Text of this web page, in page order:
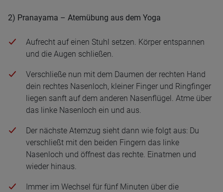
2) Pranayama – Atemübung aus dem Yoga
Aufrecht auf einen Stuhl setzen. Körper entspannen
und die Augen schließen.
Verschließe nun mit dem Daumen der rechten Hand
dein rechtes Nasenloch, kleiner Finger und Ringfinger
liegen sanft auf dem anderen Nasenflügel. Atme über
das linke Nasenloch ein und aus.
Der nächste Atemzug sieht dann wie folgt aus: Du
verschließt mit den beiden Fingern das linke
Nasenloch und öffnest das rechte. Einatmen und
wieder hinaus.
Immer im Wechsel für fünf Minuten über die